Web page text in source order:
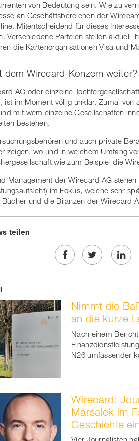
von Bedeutung sein. Wie zu
an Geschäftsbereichen der
Mitentscheidend für dieses
Verschiedene Parteien stellen aktuell
die Kartenorganisationen Visa und
dem Wirecard-Konzern weiter?
AG oder einzelne
ist im Moment völlig unklar. Zumal von
mit wem einzelne Gesellschaften
bestehen.
und auch private
zeigen, wo und in welchem Umfang
wie zum Beispiel die
Management der Wirecard AG
im Fokus, welche sehr
Bücher und die Bilanzen der Wirecard
teilen
Share
Facebook
Twe
on
twitt
er
Share
Nimmt die
an die kurze
Nach einem
N26 umfassender
Wirecard:
Marsalek im
Geschichte